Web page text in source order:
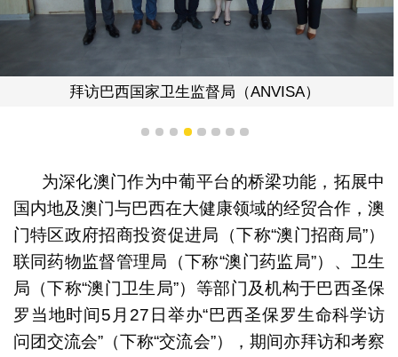
拜访巴西国家卫生监督局（ANVISA）
1 2 3 4 5 6 7 8
为深化澳门作为中葡平台的桥梁功能，拓展中
国内地及澳门与巴西在大健康领域的经贸合作，澳
门特区政府招商投资促进局（下称“澳门招商局”）
联同药物监督管理局（下称“澳门药监局”）、卫生
局（下称“澳门卫生局”）等部门及机构于巴西圣保
罗当地时间5月27日举办“巴西圣保罗生命科学访
问团交流会”（下称“交流会”），期间亦拜访和考察